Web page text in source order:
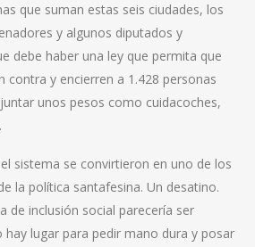
que suman estas seis ciudades, los
y algunos diputados y
debe haber una ley que permita que
contra y encierren a 1.428 personas
unos pesos como cuidacoches,
sistema se convirtieron en uno de los
la política santafesina. Un desatino.
de inclusión social parecería ser
hay lugar para pedir mano dura y posar